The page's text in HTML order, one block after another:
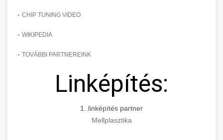
- CHIP TUNING VIDEO
- WIKIPEDIA
- TOVÁBBI PARTNEREINK
Linképítés:
1. linképítés partner
Mellplasztika